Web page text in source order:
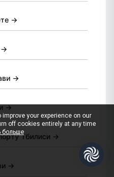
→
→
→
→
Тбилиси →
→
your experience on our
off cookies entirely at any time
больше